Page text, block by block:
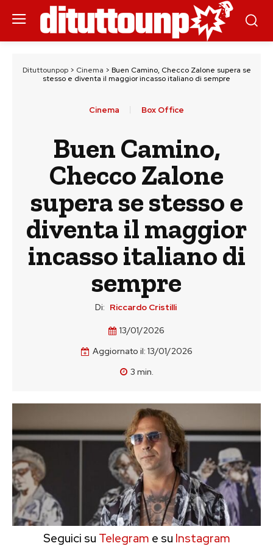
Dituttounpop> Cinema > Buen Camino, Checco Zalone supera se
stesso e diventa il maggior incasso italiano di sempre
Cinema Box Office
Buen Camino,
Checco Zalone
supera se stesso e
diventa il maggior
incasso italiano di
sempre
Di: Riccardo Cristilli
13/01/2026
Aggiornato il: 13/01/2026
3 min.
Seguici su Telegram e su Instagram